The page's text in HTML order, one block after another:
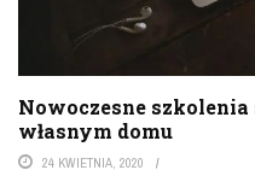
Nowoczesne
własnym domu
24 KWIETNIA, 2020